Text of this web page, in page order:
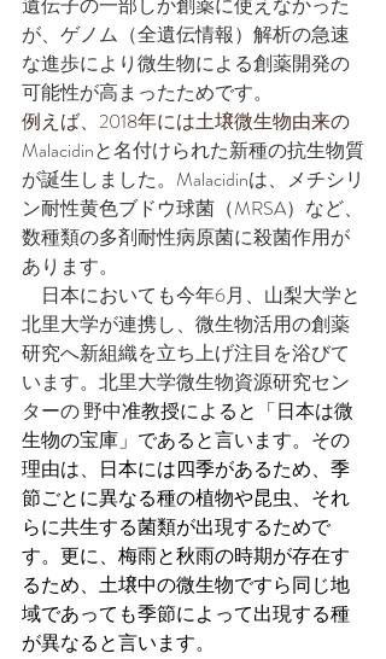
遺伝子の一部しか創薬に使えなかった
が、ゲノム（全遺伝情報）解析の急速
な進歩により微生物による創薬開発の
可能性が高まったためです。
例えば、2018年には土壌微生物由来の
Malacidinと名付けられた新種の抗生物質
が誕生しました。Malacidinは、メチシリ
ン耐性黄色ブドウ球菌（MRSA）など、
数種類の多剤耐性病原菌に殺菌作用が
あります。
日本においても今年6月、山梨大学と
北里大学が連携し、 微生物活用の創薬
研究へ新組織を立ち上げ注目を浴びて
います。 北里大学微生物資源研究セン
ターの 野中准教授によると「日本は微
生物の宝庫」であると言います。その
理由は、 日本には四季があるため、季
節ごとに異なる種の植物や昆虫、それ
らに共生する菌類が出現するためで
す。更に、梅雨と秋雨の時期が存在す
るため、土壌中の微生物ですら同じ地
域であっても季節によって出現する種
が異なると言います。